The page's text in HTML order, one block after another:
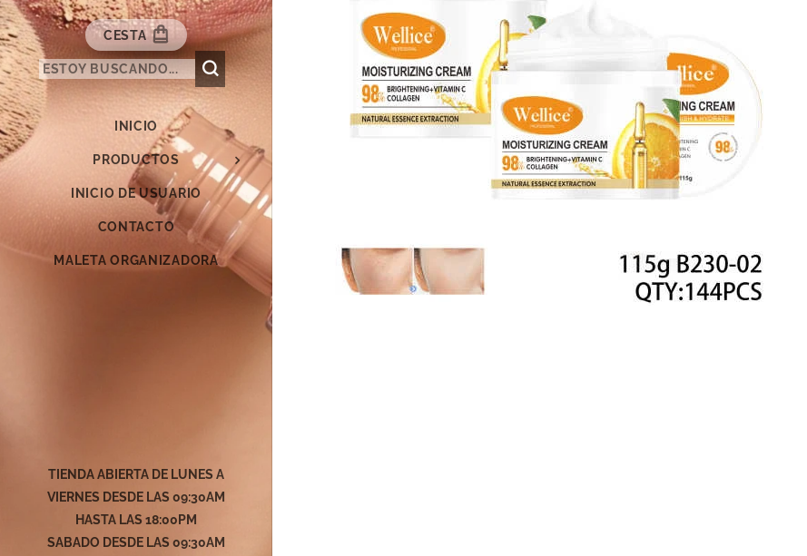
CESTA
INICIO
PRODUCTOS
INICIO DE USUARIO
CONTACTO
MALETA ORGANIZADORA
TIENDA ABIERTA DE LUNES A
VIERNES DESDE LAS 09:30AM
HASTA LAS 18:00PM
SABADO DESDE LAS 09:30AM